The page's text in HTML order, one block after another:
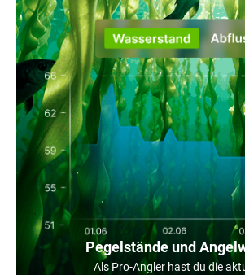
Pegelstände und
Als Pro-Angler hast du die